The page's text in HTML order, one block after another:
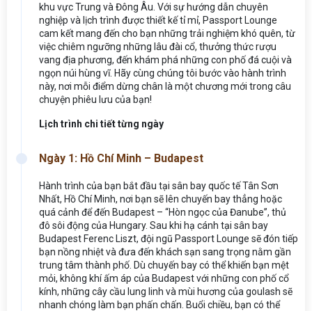
khu vực Trung và Đông Âu. Với sự hướng dẫn chuyên
nghiệp và lịch trình được thiết kế tỉ mỉ, Passport Lounge
cam kết mang đến cho bạn những trải nghiệm khó quên, từ
việc chiêm ngưỡng những lâu đài cổ, thưởng thức rượu
vang địa phương, đến khám phá những con phố đá cuội và
ngọn núi hùng vĩ. Hãy cùng chúng tôi bước vào hành trình
này, nơi mỗi điểm dừng chân là một chương mới trong câu
chuyện phiêu lưu của bạn!
Lịch trình chi tiết từng ngày
Ngày 1: Hồ Chí Minh – Budapest
Hành trình của bạn bắt đầu tại sân bay quốc tế Tân Sơn
Nhất, Hồ Chí Minh, nơi bạn sẽ lên chuyến bay thẳng hoặc
quá cảnh để đến Budapest – “Hòn ngọc của Đanube”, thủ
đô sôi động của Hungary. Sau khi hạ cánh tại sân bay
Budapest Ferenc Liszt, đội ngũ Passport Lounge sẽ đón tiếp
bạn nồng nhiệt và đưa đến khách sạn sang trọng nằm gần
trung tâm thành phố. Dù chuyến bay có thể khiến bạn mệt
mỏi, không khí ấm áp của Budapest với những con phố cổ
kính, những cây cầu lung linh và mùi hương của goulash sẽ
nhanh chóng làm bạn phấn chấn. Buổi chiều, bạn có thể